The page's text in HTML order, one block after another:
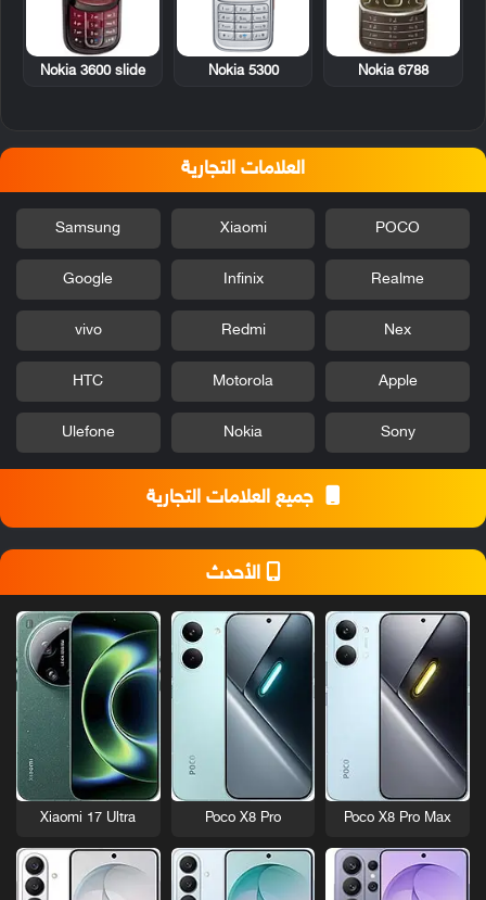
Nokia 6788
Nokia 5300
Nokia 3600 slide
العلامات التجارية
POCO
Xiaomi
Samsung
Realme
Infinix
Google
Nex
Redmi
vivo
Apple
Motorola
HTC
Sony
Nokia
Ulefone
جميع العلامات التجارية
الأحدث
Poco X8 Pro Max
Poco X8 Pro
Xiaomi 17 Ultra